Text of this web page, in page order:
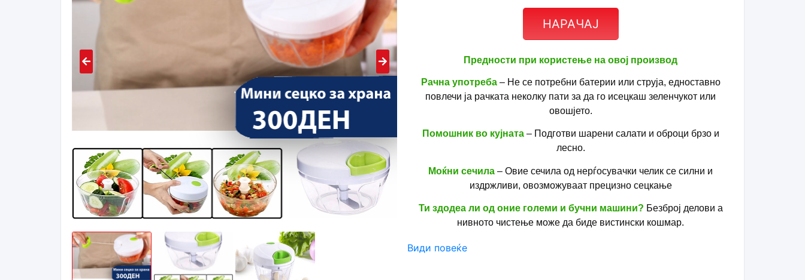
НАРАЧАЈ
Предности при користење на овој производ
Рачна употреба– Не се потребни батерии или струја, едноставно
повлечи ја рачката неколку пати за да го исецкаш зеленчукот или
овошјето.
Помошник во кујната– Подготви шарени салати и оброци брзо и
лесно.
Моќни сечила – Овие сечила од нерѓосувачки челик се силни и
издржливи, овозможуваат прецизно сецкање
Ти здодеа ли од оние големи и бучни машини? Безброј делови а
нивното чистење може да биде вистински кошмар.
Ти го претставуваме
Види повеќе